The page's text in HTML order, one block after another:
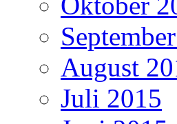
August
Juli 2015